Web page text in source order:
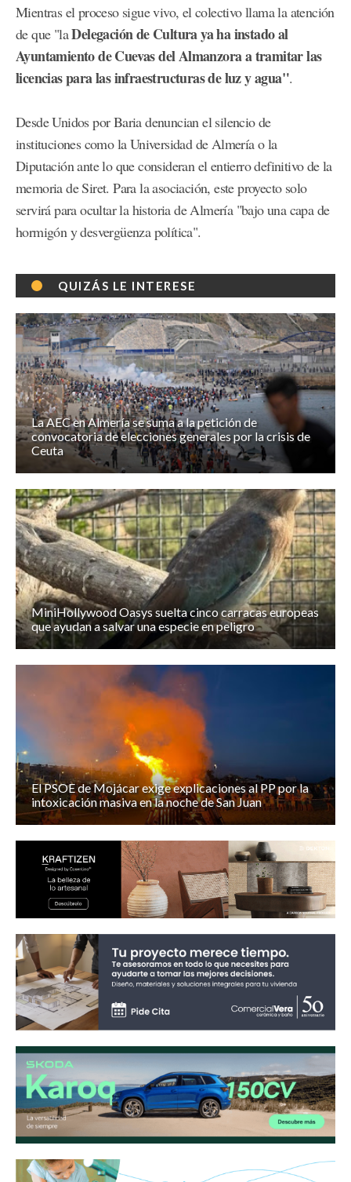
Mientras el proceso sigue vivo, el colectivo llama la atención
de que "laDelegación de Cultura ya ha instado al
Ayuntamiento de Cuevas del Almanzora a tramitar las
licencias para las infraestructuras de luz y agua".
Desde Unidos por Baria denuncian el silencio de
instituciones como la Universidad de Almería o la
Diputación ante lo que consideran el entierro definitivo de la
memoria de Siret. Para la asociación, este proyecto solo
servirá para ocultar la historia de Almería "bajo una capa de
hormigón y desvergüenza política".
QUIZÁS LE INTERESE
La AEC en Almería se suma a la petición de
convocatoria de elecciones generales por la crisis de
Ceuta
MiniHollywood Oasys suelta cinco carracas europeas
que ayudan a salvar una especie en peligro
El PSOE de Mojácar exige explicaciones al PP por la
intoxicación masiva en la noche de San Juan